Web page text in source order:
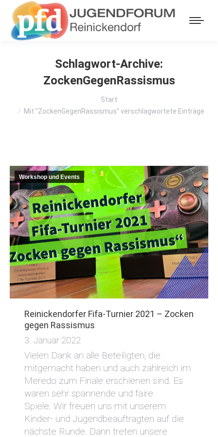
Schlagwort-Archive:
ZockenGegenRassismus
Sie befinden sich hier:
Start
Mit "ZockenGegenRassismus" verschlagwortete Einträge
Workshop und Events
Reinickendorfer Fifa-Turnier 2021 – Zocken
gegen Rassismus
3. Januar 2022
Vielen Dank an alle Beteiligten, die
mitgemacht haben und auch zahlreich im
Meredo zum Finale erschienen sind. Es
waren sehr spannende und faire
Spiele. Wir freuen uns mit unserem
Kinder- und Jugendbeauftragten auf die
nächste Runde. Dann treten unsere